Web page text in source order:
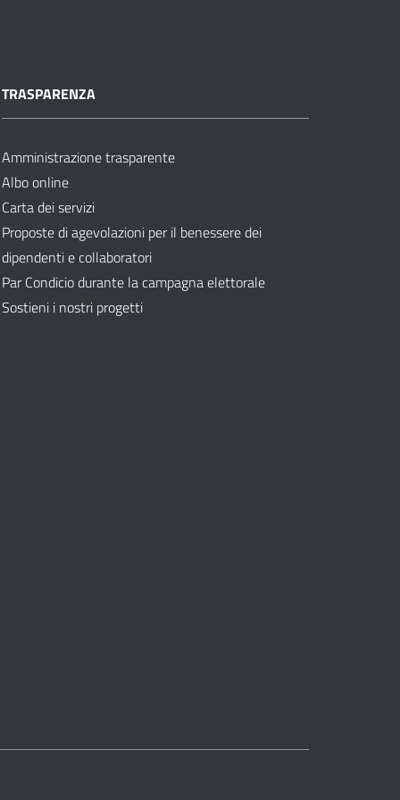
TRASPARENZA
Amministrazione trasparente
Albo online
Carta dei servizi
Proposte di agevolazioni per il benessere dei
dipendenti e collaboratori
Par Condicio durante la campagna elettorale
Sostieni i nostri progetti